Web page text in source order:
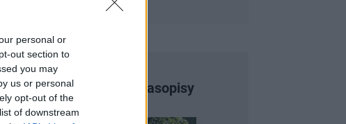
personal or
out section to
you may
us or personal
opt-out of the
of downstream
Najnovšie časopisy